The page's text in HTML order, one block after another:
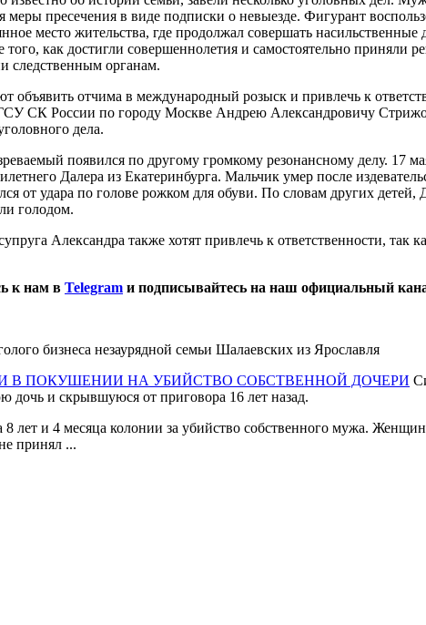
меры пресечения в виде подписки о невыезде. Фигурант
место жительства, где продолжал совершать
как достигли совершеннолетия и самостоятельно приняли
следственным органам.
объявить отчима в международный розыск и привлечь к
СК России по городу Москве Андрею Александровичу
дела.
появился по другому громкому резонансному делу. 17
Далера из Екатеринбурга. Мальчик умер после
от удара по голове рожком для обуви. По словам других детей,
голодом.
Александра также хотят привлечь к ответственности, так
к нам в Telegram и подписывайтесь на наш официальный
бизнеса незаурядной семьи Шалаевских из Ярославля
В ПОКУШЕНИИ НА УБИЙСТВО СОБСТВЕННОЙ ДОЧЕРИ
и скрывшуюся от приговора 16 лет назад.
лет и 4 месяца колонии за убийство собственного мужа.
принял ...